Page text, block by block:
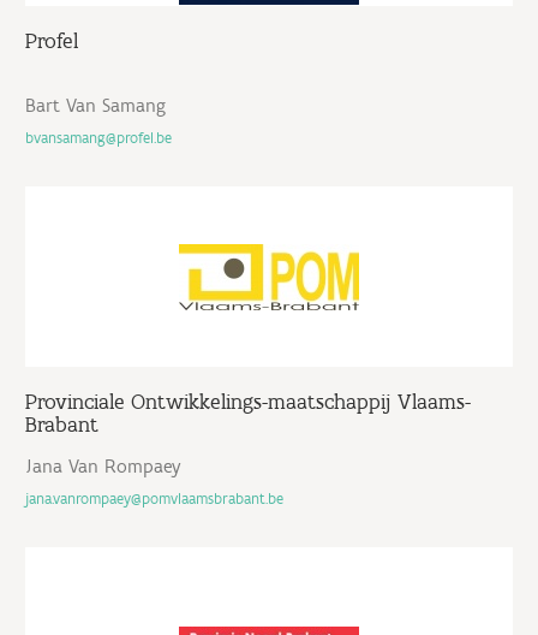
Profel
Bart Van Samang
bvansamang@profel.be
Provinciale Ontwikkelings-maatschappij Vlaams-
Brabant
Jana Van Rompaey
jana.vanrompaey@pomvlaamsbrabant.be